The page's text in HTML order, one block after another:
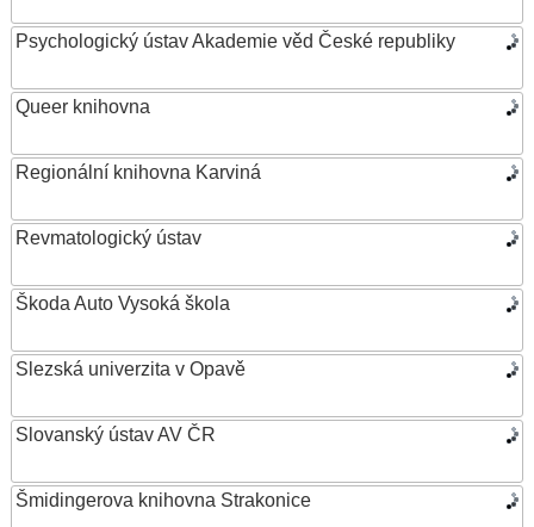
Psychologický ústav Akademie věd České republiky
Queer knihovna
Regionální knihovna Karviná
Revmatologický ústav
Škoda Auto Vysoká škola
Slezská univerzita v Opavě
Slovanský ústav AV ČR
Šmidingerova knihovna Strakonice